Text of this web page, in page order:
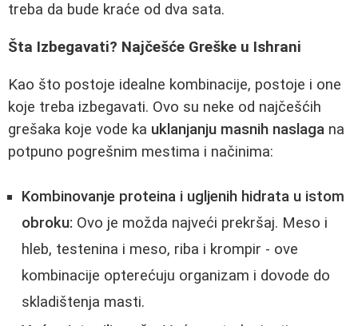
treba da bude kraće od dva sata.
Šta Izbegavati? Najčešće Greške u Ishrani
Kao što postoje idealne kombinacije, postoje i one
koje treba izbegavati. Ovo su neke od najčešćih
grešaka koje vode ka uklanjanju masnih naslaga na
potpuno pogrešnim mestima i načinima:
Kombinovanje proteina i ugljenih hidrata u istom
obroku: Ovo je možda najveći prekršaj. Meso i
hleb, testenina i meso, riba i krompir - ove
kombinacije opterećuju organizam i dovode do
skladištenja masti.